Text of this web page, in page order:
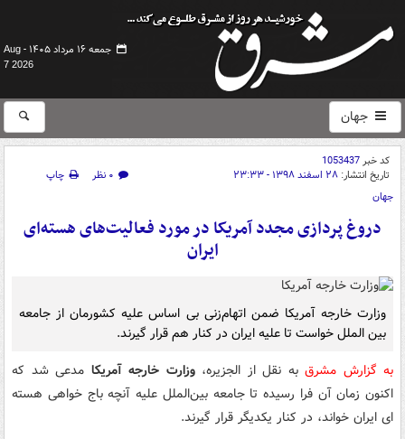
جمعه ۱۶ مرداد ۱۴۰۵ -
Aug
7 2026
جهان
کد خبر1053437
تاریخ انتشار: ۲۸ اسفند ۱۳۹۸ - ۲۳:۳۳ ۰ نظر
چاپ
جهان
دروغ پردازی مجدد آمریکا در مورد فعالیت‌های هسته‌ای
ایران
وزارت خارجه آمریکا ضمن اتهام‌زنی بی اساس علیه کشورمان از جامعه
بین الملل خواست تا علیه ایران در کنار هم قرار گیرند.
به گزارش مشرق به نقل از الجزیره،وزارت خارجه آمریکا مدعی شد که
اکنون زمان آن فرا رسیده تا جامعه بین‌الملل علیه آنچه باج خواهی هسته
ای ایران خواند، در کنار یکدیگر قرار گیرند.